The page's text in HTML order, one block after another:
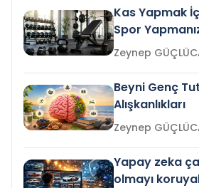
Kas Yapmak
Spor
Zeynep
Beyni Genç
Alışkanlıkları
Zeynep
Yapay zeka
olmayı